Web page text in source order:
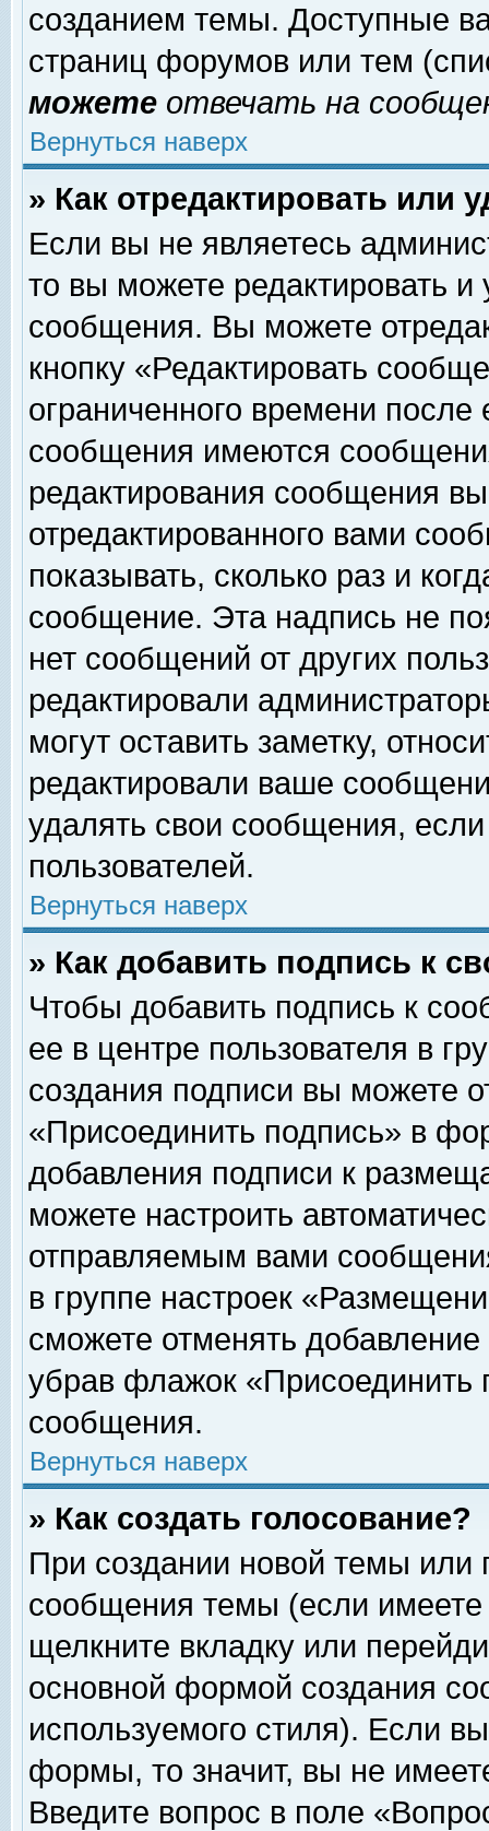
созданием темы. Доступные
страниц форумов или тем
можете отвечать на
Вернуться наверх
» Как отредактировать или
Если вы не являетесь
то вы можете редактировать и
сообщения. Вы можете
кнопку «Редактировать
ограниченного времени
сообщения имеются
редактирования сообщения
отредактированного вами
показывать, сколько раз и
сообщение. Эта надпись не
нет сообщений от других
редактировали
могут оставить заметку,
редактировали ваше
удалять свои сообщения,
пользователей.
Вернуться наверх
» Как добавить подпись к
Чтобы добавить подпись к
ее в центре пользователя в
создания подписи вы можете
«Присоединить подпись» в
добавления подписи к
можете настроить
отправляемым вами
в группе настроек
сможете отменять
убрав флажок «Присоединить
сообщения.
Вернуться наверх
» Как создать голосование?
При создании новой темы или
сообщения темы (если
щелкните вкладку или
основной формой создания
используемого стиля). Если
формы, то значит, вы не
Введите вопрос в поле